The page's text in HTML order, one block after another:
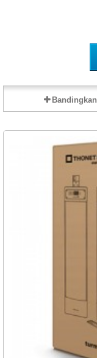
Bandingkan